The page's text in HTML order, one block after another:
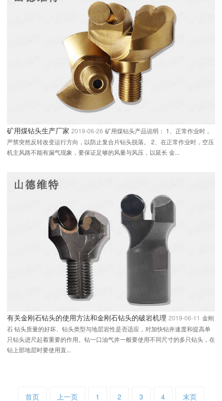
矿用煤钻头生产厂家 2019-06-26 矿用煤钻头产品说明： 1、正常作业时，
严禁突然反转改变运行方向，以防止复合片钻头脱落。 2、在正常作业时，空压
机主风路不能有漏气现象，要保证足够的风量与风压，以延长 金...
有关金刚石钻头的使用方法和金刚石钻头的破岩机理 2019-06-11 金刚
石 钻头质量的好坏、钻头类型与地层岩性是否适应，对加快钻井速度和提高单
只钻头进尺起着重要的作用。钻一口油气井一般要使用不同尺寸的多只钻头，在
钻上部地层时要使用直...
首页 上一页 1 2 3 4 末页